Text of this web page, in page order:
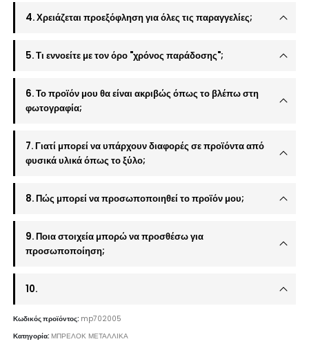
4. Χρειάζεται προεξόφληση για όλες τις παραγγελίες;
5. Τι εννοείτε με τον όρο "χρόνος παράδοσης";
6. Το προϊόν μου θα είναι ακριβώς όπως το βλέπω στη
φωτογραφία;
7. Γιατί μπορεί να υπάρχουν διαφορές σε προϊόντα από
φυσικά υλικά όπως το ξύλο;
8. Πώς μπορεί να προσωποποιηθεί το προϊόν μου;
9. Ποια στοιχεία μπορώ να προσθέσω για
προσωποποίηση;
10.
Κωδικός προϊόντος: mp702005
Κατηγορία:ΜΠΡΕΛΟΚ ΜΕΤΑΛΛΙΚΑ